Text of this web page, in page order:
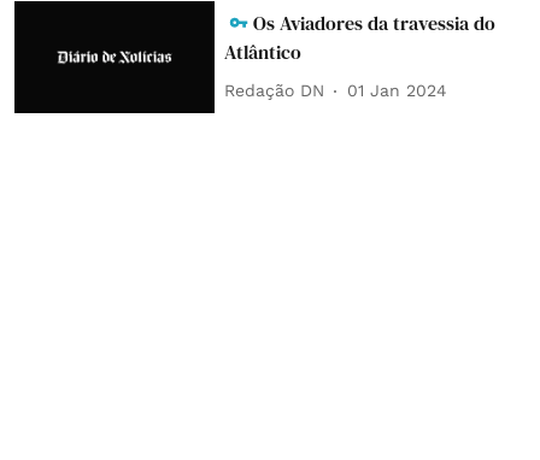
Os Aviadores da travessia do
Atlântico
Redação DN 01 Jan 2024